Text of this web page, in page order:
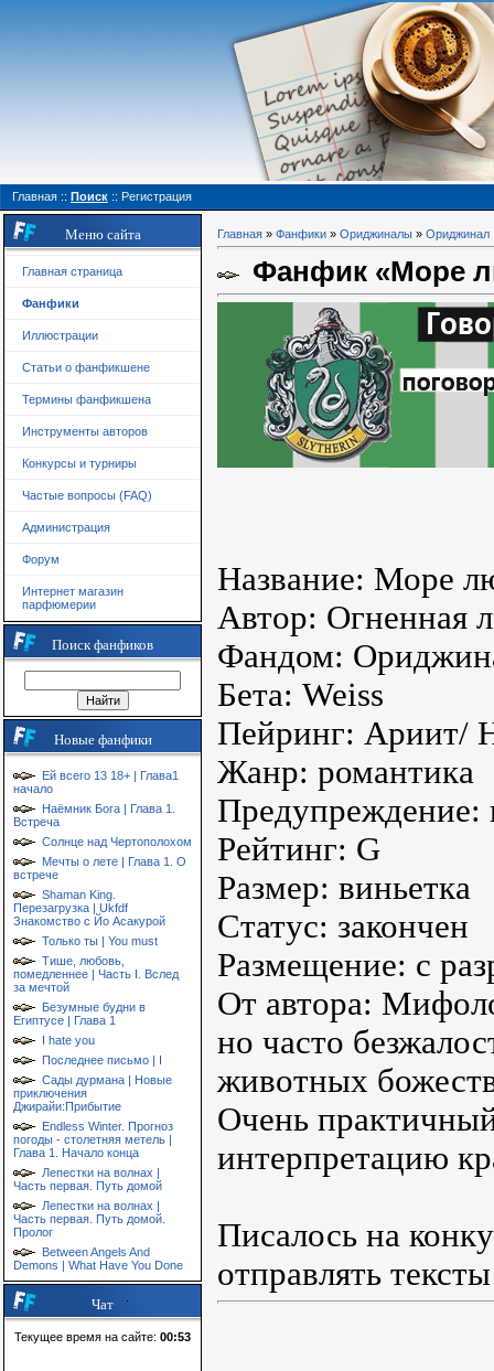
Главная :: Поиск :: Регистрация
Меню сайта
Главная страница
Фанфики
Иллюстрации
Статьи о фанфикшене
Термины фанфикшена
Инструменты авторов
Конкурсы и турниры
Частые вопросы (FAQ)
Администрация
Форум
Интернет магазин
парфюмерии
Поиск фанфиков
Новые фанфики
Ей всего 13 18+ | Глава1
начало
Наёмник Бога | Глава 1.
Встреча
Солнце над Чертополохом
Мечты о лете | Глава 1. О
встрече
Shaman King.
Перезагрузка | Ukfdf
Знакомство с Йо Асакурой
Только ты | You must
Тише, любовь,
помедленнее | Часть I. Вслед
за мечтой
Безумные будни в
Египтусе | Глава 1
I hate you
Последнее письмо | I
Сады дурмана | Новые
приключения
Джирайи:Прибытие
Endless Winter. Прогноз
погоды - столетняя метель |
Глава 1. Начало конца
Лепестки на волнах |
Часть первая. Путь домой
Лепестки на волнах |
Часть первая. Путь домой.
Пролог
Between Angels And
Demons | What Have You Done
Чат
Текущее время на сайте: 00:53
Главная » Фанфики » Ориджиналы » Ориджинал
Фанфик «Море
Название: Море
Автор: Огненная
Фандом:
Бета: Weiss
Пейринг: Ариит/
Жанр: романтика
Предупреждение:
Рейтинг: G
Размер: виньетка
Статус: закончен
Размещение: с
От автора:
но часто
животных
Очень
интерпретацию
Писалось на
отправлять